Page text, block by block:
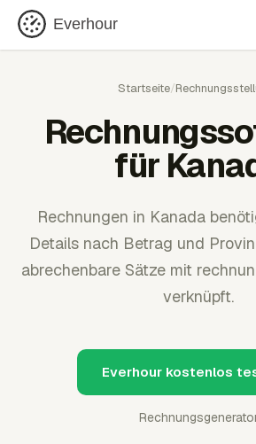
Everhour
Startseite/
für
Rechnungen in Kanada
Details nach Betrag und
abrechenbare Sätze mit
verknüpft.
Everhour kostenlos